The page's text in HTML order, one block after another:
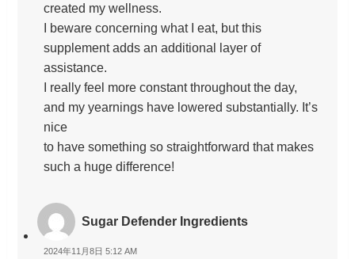
created my wellness.
I beware concerning what I eat, but this
supplement adds an additional layer of
assistance.
I really feel more constant throughout the day,
and my yearnings have lowered substantially. It’s
nice
to have something so straightforward that makes
such a huge difference!
Sugar Defender Ingredients
2024年11月8日 5:12 AM